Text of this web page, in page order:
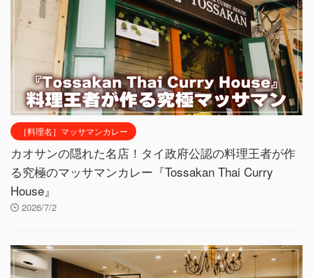
［料理名］マッサマンカレー
カオサンの隠れた名店！タイ政府公認の料理王者が作
る究極のマッサマンカレー『Tossakan Thai Curry
House』
2026/7/2